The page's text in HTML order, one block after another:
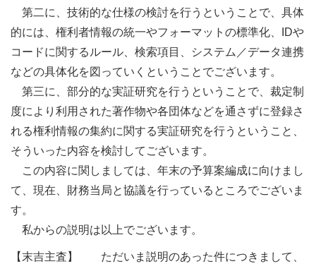
第二に、技術的な仕様の検討を行うということで、具体
的には、権利者情報の統一やフォーマットの標準化、IDや
コードに関するルール、検索項目、システム／データ連携
などの具体化を図っていくということでございます。
第三に、部分的な実証研究を行うということで、裁定制
度により利用された著作物や各団体などを通さずに登録さ
れる権利情報の集約に関する実証研究を行うということ、
そういった内容を検討してございます。
この内容に関しましては、年末の予算案編成に向けまし
て、現在、財務当局と協議を行っているところでございま
す。
私からの説明は以上でございます。
【末吉主査】 ただいま説明のあった件につきまして、